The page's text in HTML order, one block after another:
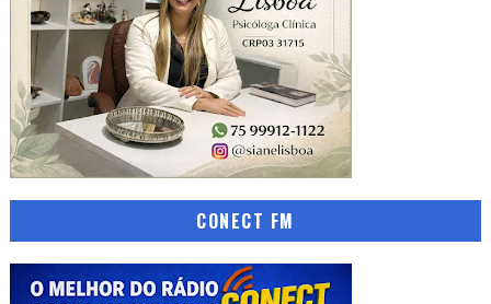
CONECT FM